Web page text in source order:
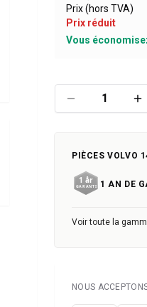
Prix (hors TVA)
Prix réduit
Vous
PIÈCES VOLVO
1 AN DE
Voir toute la
NOUS